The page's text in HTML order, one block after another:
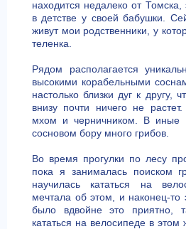
находится недалеко от
в детстве у своей бабушки.
живут мои родственники, у
теленка.
Рядом располагается
высокими корабельными
настолько близки дуг к другу,
внизу почти ничего не
мхом и черничником. В иные
сосновом бору много грибов.
Во время прогулки по лесу
пока я занималась поиском
научилась кататься на
мечтала об этом, и наконец-
было вдвойне это приятно,
кататься на велосипеде в